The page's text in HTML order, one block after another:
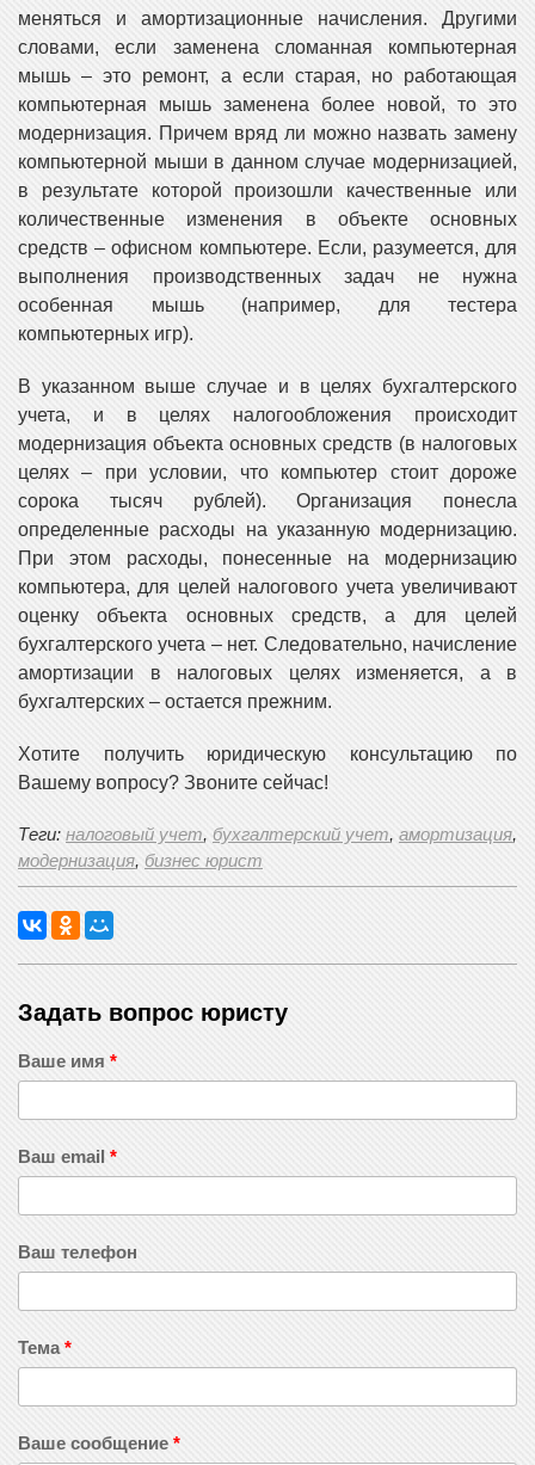
меняться и амортизационные начисления. Другими
словами, если заменена сломанная компьютерная
мышь – это ремонт, а если старая, но работающая
компьютерная мышь заменена более новой, то это
модернизация. Причем вряд ли можно назвать замену
компьютерной мыши в данном случае модернизацией,
в результате которой произошли качественные или
количественные изменения в объекте основных
средств – офисном компьютере. Если, разумеется, для
выполнения производственных задач не нужна
особенная мышь (например, для тестера
компьютерных игр).
В указанном выше случае и в целях бухгалтерского
учета, и в целях налогообложения происходит
модернизация объекта основных средств (в налоговых
целях – при условии, что компьютер стоит дороже
сорока тысяч рублей). Организация понесла
определенные расходы на указанную модернизацию.
При этом расходы, понесенные на модернизацию
компьютера, для целей налогового учета увеличивают
оценку объекта основных средств, а для целей
бухгалтерского учета – нет. Следовательно, начисление
амортизации в налоговых целях изменяется, а в
бухгалтерских – остается прежним.
Хотите получить юридическую консультацию по
Вашему вопросу? Звоните сейчас!
Теги: налоговый учет, бухгалтерский учет, амортизация,
модернизация, бизнес юрист
Задать вопрос юристу
Ваше имя *
Ваш email *
Ваш телефон
Тема*
Ваше сообщение *